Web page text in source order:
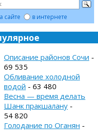
сайте в интернете
Описание районов Сочи -
69 535
Обливание холодной
водой - 63 480
Весна — время делать
Шанк пракшалану -
54 820
Голодание по Оганян -